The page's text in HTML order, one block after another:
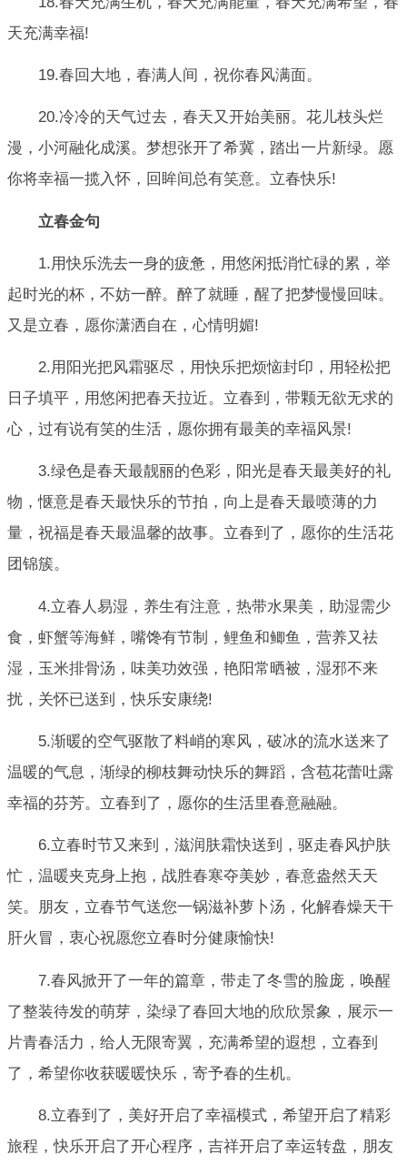
天充满幸福!
19.春回大地，春满人间，祝你春风满面。
20.冷冷的天气过去，春天又开始美丽。花儿枝头烂
漫，小河融化成溪。梦想张开了希冀，踏出一片新绿。愿
你将幸福一揽入怀，回眸间总有笑意。立春快乐!
立春金句
1.用快乐洗去一身的疲惫，用悠闲抵消忙碌的累，举
起时光的杯，不妨一醉。醉了就睡，醒了把梦慢慢回味。
又是立春，愿你潇洒自在，心情明媚!
2.用阳光把风霜驱尽，用快乐把烦恼封印，用轻松把
日子填平，用悠闲把春天拉近。立春到，带颗无欲无求的
心，过有说有笑的生活，愿你拥有最美的幸福风景!
3.绿色是春天最靓丽的色彩，阳光是春天最美好的礼
物，惬意是春天最快乐的节拍，向上是春天最喷薄的力
量，祝福是春天最温馨的故事。立春到了，愿你的生活花
团锦簇。
4.立春人易湿，养生有注意，热带水果美，助湿需少
食，虾蟹等海鲜，嘴馋有节制，鲤鱼和鲫鱼，营养又祛
湿，玉米排骨汤，味美功效强，艳阳常晒被，湿邪不来
扰，关怀已送到，快乐安康绕!
5.渐暖的空气驱散了料峭的寒风，破冰的流水送来了
温暖的气息，渐绿的柳枝舞动快乐的舞蹈，含苞花蕾吐露
幸福的芬芳。立春到了，愿你的生活里春意融融。
6.立春时节又来到，滋润肤霜快送到，驱走春风护肤
忙，温暖夹克身上抱，战胜春寒夺美妙，春意盎然天天
笑。朋友，立春节气送您一锅滋补萝卜汤，化解春燥天干
肝火冒，衷心祝愿您立春时分健康愉快!
7.春风掀开了一年的篇章，带走了冬雪的脸庞，唤醒
了整装待发的萌芽，染绿了春回大地的欣欣景象，展示一
片青春活力，给人无限寄翼，充满希望的遐想，立春到
了，希望你收获暖暖快乐，寄予春的生机。
8.立春到了，美好开启了幸福模式，希望开启了精彩
旅程，快乐开启了开心程序，吉祥开启了幸运转盘，朋友